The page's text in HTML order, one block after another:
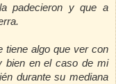
padecieron y que a
tiene algo que ver con
bien en el caso de mi
durante su mediana